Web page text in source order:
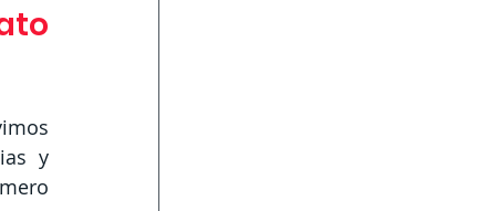
y